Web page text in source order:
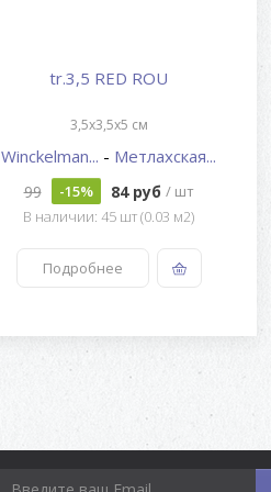
tr.3,5 RED ROU
3,5x3,5x5 см
Winckelman... - Метлахская...
99 -15% 84 руб / шт
В наличии: 45 шт (0.03 м2)
Подробнее